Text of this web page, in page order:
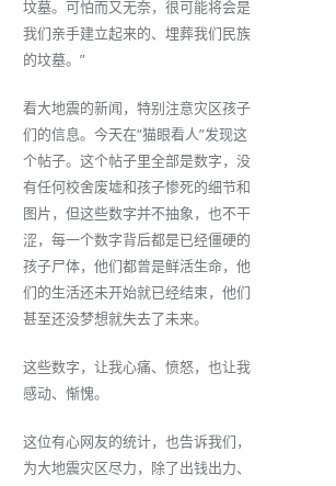
坟墓。可怕而又无奈，很可能将会是
我们亲手建立起来的、埋葬我们民族
的坟墓。”
看大地震的新闻，特别注意灾区孩子
们的信息。今天在“猫眼看人”发现这
个帖子。这个帖子里全部是数字，没
有任何校舍废墟和孩子惨死的细节和
图片，但这些数字并不抽象，也不干
涩，每一个数字背后都是已经僵硬的
孩子尸体，他们都曾是鲜活生命，他
们的生活还未开始就已经结束，他们
甚至还没梦想就失去了未来。
这些数字，让我心痛、愤怒，也让我
感动、惭愧。
这位有心网友的统计，也告诉我们，
为大地震灾区尽力，除了出钱出力、